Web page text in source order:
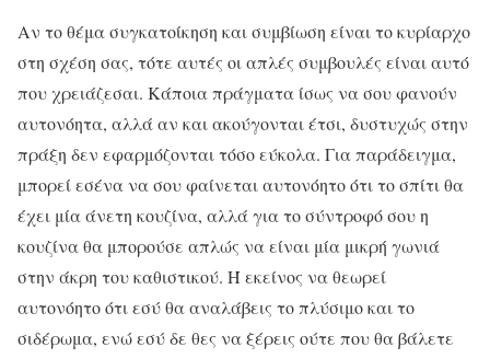
Αν το θέμα συγκατοίκηση και συμβίωση είναι το κυρίαρχο
στη σχέση σας, τότε αυτές οι απλές συμβουλές είναι αυτό
που χρειάζεσαι. Κάποια πράγματα ίσως να σου φανούν
αυτονόητα, αλλά αν και ακούγονται έτσι, δυστυχώς στην
πράξη δεν εφαρμόζονται τόσο εύκολα. Για παράδειγμα,
μπορεί εσένα να σου φαίνεται αυτονόητο ότι το σπίτι θα
έχει μία άνετη κουζίνα, αλλά για το σύντροφό σου η
κουζίνα θα μπορούσε απλώς να είναι μία μικρή γωνιά
στην άκρη του καθιστικού. Ή εκείνος να θεωρεί
αυτονόητο ότι εσύ θα αναλάβεις το πλύσιμο και το
σιδέρωμα, ενώ εσύ δε θες να ξέρεις ούτε που θα βάλετε